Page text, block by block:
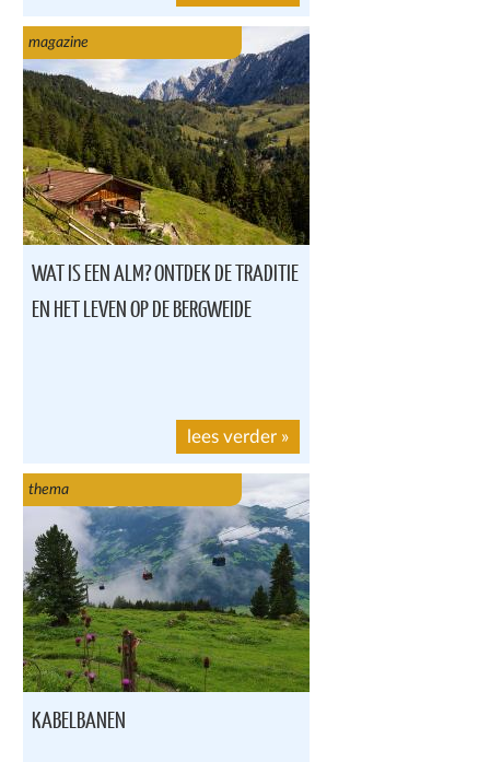
magazine
WAT IS EEN ALM? ONTDEK DE TRADITIE
EN HET LEVEN OP DE BERGWEIDE
lees verder »
thema
KABELBANEN